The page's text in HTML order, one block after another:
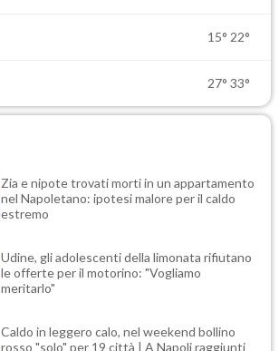
15° 22°
27° 33°
Zia e nipote trovati morti in un appartamento
nel Napoletano: ipotesi malore per il caldo
estremo
Udine, gli adolescenti della limonata rifiutano
le offerte per il motorino: "Vogliamo
meritarlo"
Caldo in leggero calo, nel weekend bollino
rosso "solo" per 19 città | A Napoli raggiunti